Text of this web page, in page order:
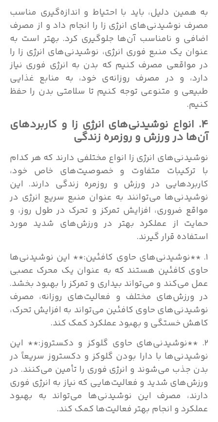
به همین دلیل، باید با احتیاط و اندازه‌گیری مناسب
مصرف نوشیدنی‌های انرژی زا را انجام داد و از مصرف
اضافی و نامناسب آن‌ها جلوگیری کرد. بهتر است به
عنوان یک منبع فوری انرژی، نوشیدنی‌های انرژی زا را
در مواقعی مصرف کنیم که بدن به انرژی فوری نیاز
دارد، و در مصرف روزانه‌ی خود، به منابع غذایی
طبیعی و متنوعی توجه کنیم تا سلامتی بدن را حفظ
کنیم.
۴. انواع نوشیدنی‌های انرژی زا و کاربردهای
آن‌ها در ورزش و روزمره زندگی
نوشیدنی‌های انرژی زا انواع مختلفی دارند که هر کدام
با ترکیبات متفاوت و خصوصیت‌های خاص خود،
کاربردهایی در ورزش و روزمره زندگی دارند. این
نوشیدنی‌ها می‌توانند به عنوان منبع سریع انرژی در
مواقع ضروری، افزایش تمرکز و تحرک در طول روز، و
حمایت از عملکرد بهتر در ورزش‌های شدید مورد
استفاده قرار گیرند.
۱. **نوشیدنی‌های حاوی کافئین:** این نوشیدنی‌ها
حاوی کافئین هستند که به عنوان یک محرک عصبی
عمل می‌کند و می‌تواند بیداری و تمرکز را بهبود بخشد.
در ورزش‌های مختلف و فعالیت‌های روزانه، مصرف
نوشیدنی‌های حاوی کافئین می‌تواند به افزایش تحرک،
کاهش خستگی و بهبود عملکرد کمک کند.
۲. **نوشیدنی‌های حاوی گلوکز و دکستروز:** این
نوشیدنی‌ها با دارا بودن گلوکز و دکستروز سریعاً در
بدن جذب می‌شوند و انرژی فوری را تأمین می‌کنند. در
ورزش‌های شدید و فعالیت‌هایی که نیاز به انرژی فوری
دارند، مصرف این نوشیدنی‌ها می‌تواند به بهبود
عملکرد و انجام بهتر فعالیت‌ها کمک کند.